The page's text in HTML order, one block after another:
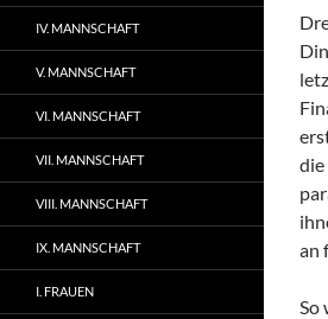
die
an
So
IV. MANNSCHAFT
V. MANNSCHAFT
VI. MANNSCHAFT
VII. MANNSCHAFT
VIII. MANNSCHAFT
IX. MANNSCHAFT
I. FRAUEN